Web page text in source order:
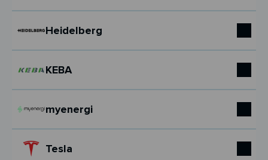
Heidelberg
KEBA
myenergi
Tesla